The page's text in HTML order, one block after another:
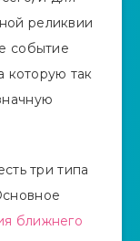
реликвии
событие
которую так
три типа
ближнего